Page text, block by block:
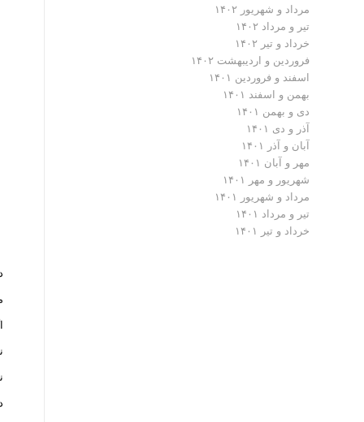
مرداد و شهریور ۱۴۰۲
تیر و مرداد ۱۴۰۲
خرداد و تیر ۱۴۰۲
فروردین و اردیبهشت ۱۴۰۲
اسفند و فروردین ۱۴۰۱
بهمن و اسفند ۱۴۰۱
دی و بهمن ۱۴۰۱
آذر و دی ۱۴۰۱
آبان و آذر ۱۴۰۱
مهر و آبان ۱۴۰۱
شهریور و مهر ۱۴۰۱
مرداد و شهریور ۱۴۰۱
تیر و مرداد ۱۴۰۱
خرداد و تیر ۱۴۰۱